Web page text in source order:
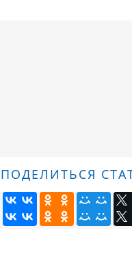
ПОДЕЛИТЬСЯ